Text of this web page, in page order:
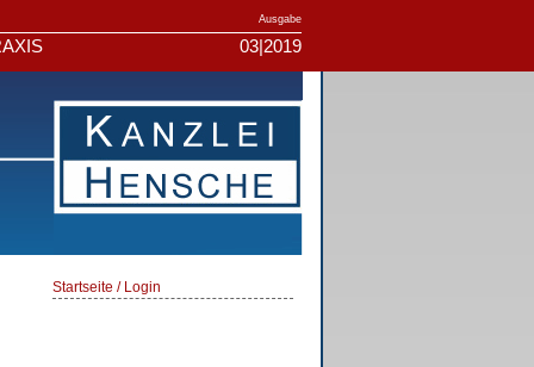
Ausgabe
03|2019
Startseite / Login